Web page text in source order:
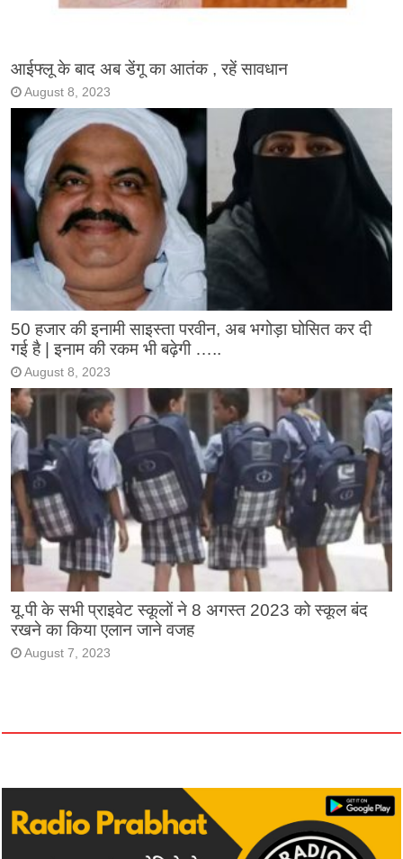
आईफ्लू के बाद अब डेंगू का आतंक , रहें सावधान
August 8, 2023
50 हजार की इनामी साइस्ता परवीन, अब भगोड़ा घोसित कर दी
गई है | इनाम की रकम भी बढ़ेगी …..
August 8, 2023
यू.पी के सभी प्राइवेट स्कूलों ने 8 अगस्त 2023 को स्कूल बंद
रखने का किया एलान जाने वजह
August 7, 2023